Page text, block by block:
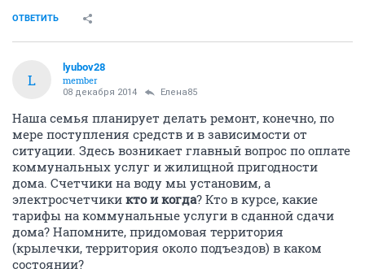
ОТВЕТИТЬ
L
lyubov28
member
08 декабря 2014 Елена85
Наша семья планирует делать ремонт, конечно, по
мере поступления средств и в зависимости от
ситуации. Здесь возникает главный вопрос по оплате
коммунальных услуг и жилищной пригодности
дома. Счетчики на воду мы установим, а
электросчетчики кто и когда? Кто в курсе, какие
тарифы на коммунальные услуги в сданной сдачи
дома? Напомните, придомовая территория
(крылечки, территория около подъездов) в каком
состоянии?